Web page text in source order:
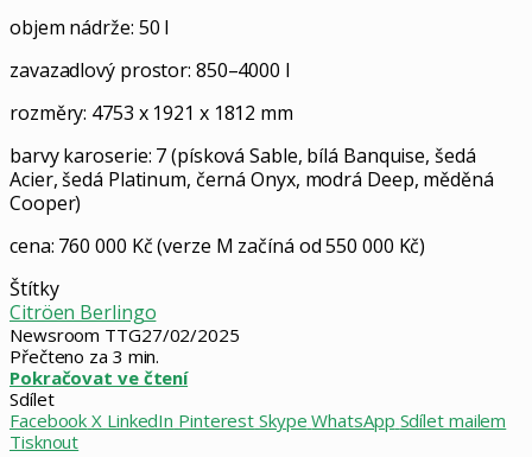
objem nádrže: 50 l
zavazadlový prostor: 850–4000 l
rozměry: 4753 x 1921 x 1812 mm
barvy karoserie: 7 (písková Sable, bílá Banquise, šedá
Acier, šedá Platinum, černá Onyx, modrá Deep, měděná
Cooper)
cena: 760 000 Kč (verze M začíná od 550 000 Kč)
Štítky
Citröen Berlingo
Newsroom TTG27/02/2025
Přečteno za 3 min.
Pokračovat ve čtení
Sdílet
Facebook X LinkedIn Pinterest Skype WhatsApp Sdílet mailem
Tisknout